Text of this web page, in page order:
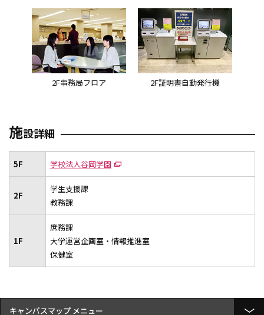
S-dorm（男子学生寮）
女子学生指定マンション（アブレストながせ）
学生会館
2F事務局フロア 2F証明書自動発行機
施設詳細
5F 学校法人谷岡学園
2F
学生支援課
教務課
1F
庶務課
大学運営企画室・情報推進室
保健室
キャンパスマップ